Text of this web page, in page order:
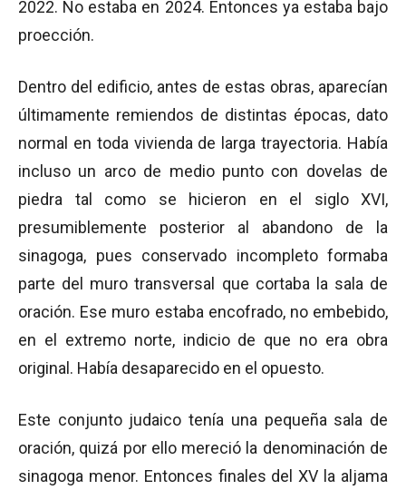
2022. No estaba en 2024. Entonces ya estaba bajo
proección.
Dentro del edificio, antes de estas obras, aparecían
últimamente remiendos de distintas épocas, dato
normal en toda vivienda de larga trayectoria. Había
incluso un arco de medio punto con dovelas de
piedra tal como se hicieron en el siglo XVI,
presumiblemente posterior al abandono de la
sinagoga, pues conservado incompleto formaba
parte del muro transversal que cortaba la sala de
oración. Ese muro estaba encofrado, no embebido,
en el extremo norte, indicio de que no era obra
original. Había desaparecido en el opuesto.
Este conjunto judaico tenía una pequeña sala de
oración, quizá por ello mereció la denominación de
sinagoga menor. Entonces finales del XV la aljama